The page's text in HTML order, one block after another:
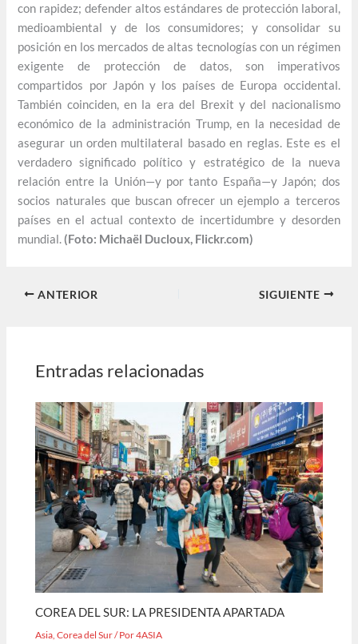
con rapidez; defender altos estándares de protección laboral,
medioambiental y de los consumidores; y consolidar su
posición en los mercados de altas tecnologías con un régimen
exigente de protección de datos, son imperativos
compartidos por Japón y los países de Europa occidental.
También coinciden, en la era del Brexit y del nacionalismo
económico de la administración Trump, en la necesidad de
asegurar un orden multilateral basado en reglas. Este es el
verdadero significado político y estratégico de la nueva
relación entre la Unión—y por tanto España—y Japón; dos
socios naturales que buscan ofrecer un ejemplo a terceros
países en el actual contexto de incertidumbre y desorden
mundial. (Foto: Michaël Ducloux, Flickr.com)
ANTERIOR SIGUIENTE
Entradas relacionadas
COREA DEL SUR: LA PRESIDENTA APARTADA
Asia ,Corea del Sur/ Por4ASIA